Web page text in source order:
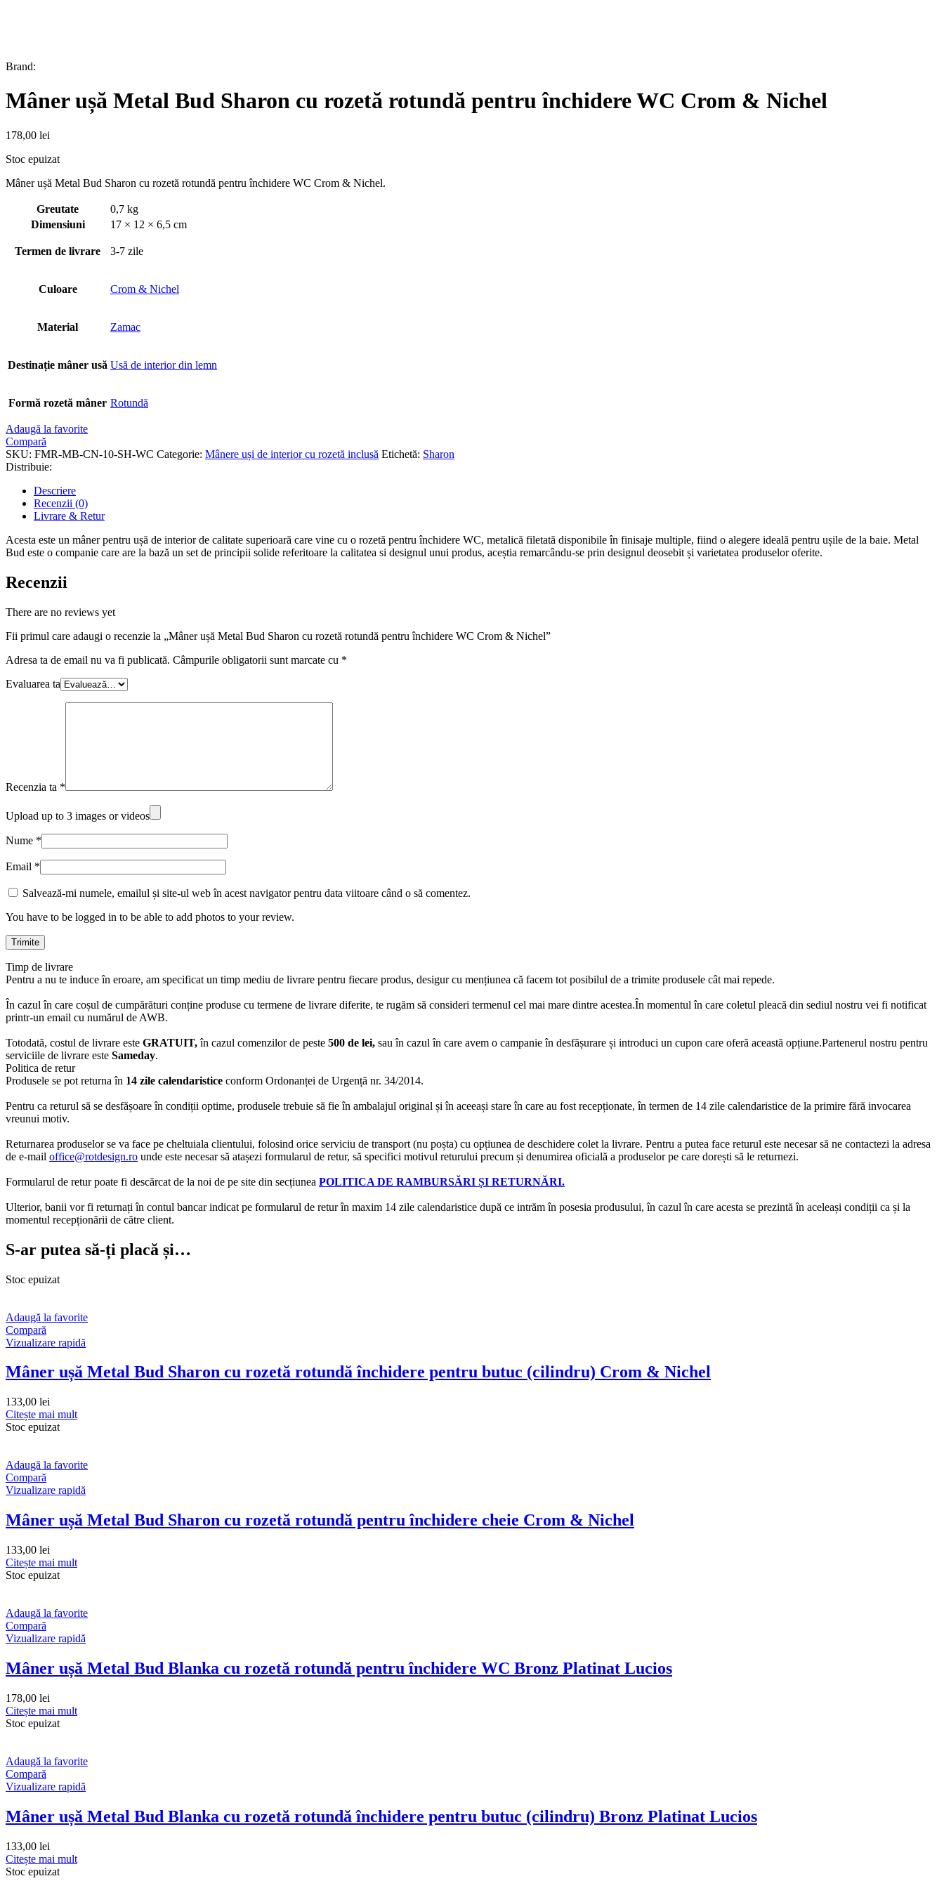
Brand:
Mâner ușă Metal Bud Sharon cu rozetă rotundă pentru închidere WC Crom & Nichel
178,00 lei
Stoc epuizat
Mâner ușă Metal Bud Sharon cu rozetă rotundă pentru închidere WC Crom & Nichel.
Greutate
0,7 kg
Dimensiuni
17 × 12 × 6,5 cm
Termen de livrare 3-7 zile
Culoare Crom & Nichel
Material Zamac
Destinație mâner usă Usă de interior din lemn
Formă rozetă mâner Rotundă
Adaugă la favorite
Compară
SKU: FMR-MB-CN-10-SH-WC Categorie: Mânere uși de interior cu rozetă inclusă Etichetă: Sharon
Distribuie:
Descriere
Recenzii (0)
Livrare & Retur
Acesta este un mâner pentru ușă de interior de calitate superioară care vine cu o rozetă pentru închidere WC, metalică filetată disponibile în finisaje multiple, fiind o alegere ideală pentru ușile de la baie. Metal
Bud este o companie care are la bază un set de principii solide referitoare la calitatea si designul unui produs, aceștia remarcându-se prin designul deosebit și varietatea produselor oferite.
Recenzii
There are no reviews yet
Fii primul care adaugi o recenzie la „Mâner ușă Metal Bud Sharon cu rozetă rotundă pentru închidere WC Crom & Nichel”
Adresa ta de email nu va fi publicată. Câmpurile obligatorii sunt marcate cu *
Evaluarea ta
Recenzia ta *
Upload up to 3 images or videos
Nume *
Email *
Salvează-mi numele, emailul și site-ul web în acest navigator pentru data viitoare când o să comentez.
You have to be logged in to be able to add photos to your review.
Timp de livrare
Pentru a nu te induce în eroare, am specificat un timp mediu de livrare pentru fiecare produs, desigur cu mențiunea că facem tot posibilul de a trimite produsele cât mai repede.
În cazul în care coșul de cumpărături conține produse cu termene de livrare diferite, te rugăm să consideri termenul cel mai mare dintre acestea.În momentul în care coletul pleacă din sediul nostru vei fi notificat
printr-un email cu numărul de AWB.
Totodată, costul de livrare este GRATUIT,în cazul comenzilor de peste 500 de lei, sau în cazul în care avem o campanie în desfășurare și introduci un cupon care oferă această opțiune.Partenerul nostru pentru
serviciile de livrare este Sameday.
Politica de retur
Produsele se pot returna în 14 zile calendaristice conform Ordonanței de Urgență nr. 34/2014.
Pentru ca returul să se desfășoare în condiții optime, produsele trebuie să fie în ambalajul original și în aceeași stare în care au fost recepționate, în termen de 14 zile calendaristice de la primire fără invocarea
vreunui motiv.
Returnarea produselor se va face pe cheltuiala clientului, folosind orice serviciu de transport (nu poșta) cu opțiunea de deschidere colet la livrare. Pentru a putea face returul este necesar să ne contactezi la adresa
de e-mail office@rotdesign.ro unde este necesar să atașezi formularul de retur, să specifici motivul returului precum și denumirea oficială a produselor pe care dorești să le returnezi.
Formularul de retur poate fi descărcat de la noi de pe site din secțiunea POLITICA DE RAMBURSĂRI ȘI RETURNĂRI.
Ulterior, banii vor fi returnați în contul bancar indicat pe formularul de retur în maxim 14 zile calendaristice după ce intrăm în posesia produsului, în cazul în care acesta se prezintă în aceleași condiții ca și la
momentul recepționării de către client.
S-ar putea să-ți placă și…
Stoc epuizat
Adaugă la favorite
Compară
Vizualizare rapidă
Mâner ușă Metal Bud Sharon cu rozetă rotundă închidere pentru butuc (cilindru) Crom & Nichel
133,00 lei
Citește mai mult
Stoc epuizat
Adaugă la favorite
Compară
Vizualizare rapidă
Mâner ușă Metal Bud Sharon cu rozetă rotundă pentru închidere cheie Crom & Nichel
133,00 lei
Citește mai mult
Stoc epuizat
Adaugă la favorite
Compară
Vizualizare rapidă
Mâner ușă Metal Bud Blanka cu rozetă rotundă pentru închidere WC Bronz Platinat Lucios
178,00 lei
Citește mai mult
Stoc epuizat
Adaugă la favorite
Compară
Vizualizare rapidă
Mâner ușă Metal Bud Blanka cu rozetă rotundă închidere pentru butuc (cilindru) Bronz Platinat Lucios
133,00 lei
Citește mai mult
Stoc epuizat